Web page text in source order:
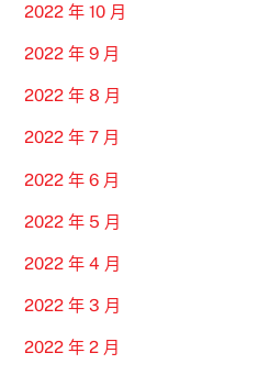
2022 年 10 月
2022 年 9 月
2022 年 8 月
2022 年 7 月
2022 年 6 月
2022 年 5 月
2022 年 4 月
2022 年 3 月
2022 年 2 月